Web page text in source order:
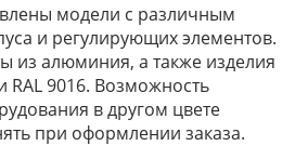
модели с различным
и регулирующих элементов.
из алюминия, а также изделия
RAL 9016. Возможность
в другом цвете
при оформлении заказа.